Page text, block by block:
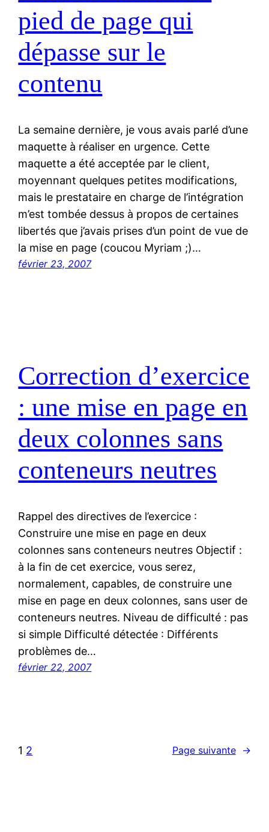
pied de page qui
dépasse sur le
contenu
La semaine dernière, je vous avais parlé d’une
maquette à réaliser en urgence. Cette
maquette a été acceptée par le client,
moyennant quelques petites modifications,
mais le prestataire en charge de l’intégration
m’est tombée dessus à propos de certaines
libertés que j’avais prises d’un point de vue de
la mise en page (coucou Myriam ;)…
février 23, 2007
Correction d’exercice
: une mise en page en
deux colonnes sans
conteneurs neutres
Rappel des directives de l’exercice :
Construire une mise en page en deux
colonnes sans conteneurs neutres Objectif :
à la fin de cet exercice, vous serez,
normalement, capables, de construire une
mise en page en deux colonnes, sans user de
conteneurs neutres. Niveau de difficulté : pas
si simple Difficulté détectée : Différents
problèmes de…
février 22, 2007
1 2 Page suivante →